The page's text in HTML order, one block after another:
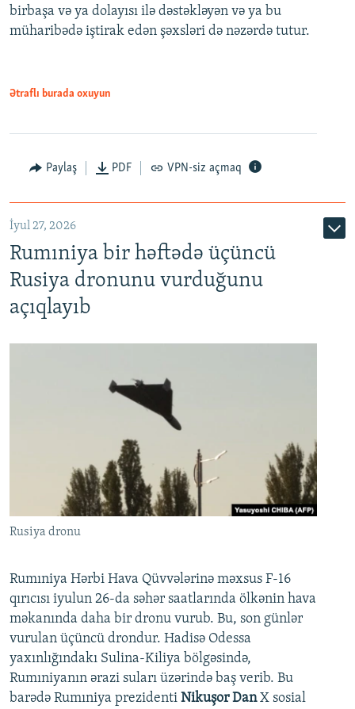
birbaşa və ya dolayısı ilə dəstəkləyən və ya bu
müharibədə iştirak edən şəxsləri də nəzərdə tutur.
Ətraflı burada oxuyun
Paylaş PDF VPN-siz açmaq
İyul 27, 2026
Rumıniya bir həftədə üçüncü
Rusiya dronunu vurduğunu
açıqlayıb
Rusiya dronu
Rumıniya Hərbi Hava Qüvvələrinə məxsus F-16
qırıcısı iyulun 26-da səhər saatlarında ölkənin hava
məkanında daha bir dronu vurub. Bu, son günlər
vurulan üçüncü drondur. Hadisə Odessa
yaxınlığındakı Sulina-Kiliya bölgəsində,
Rumıniyanın ərazi suları üzərində baş verib. Bu
barədə Rumıniya prezidenti Nikuşor DanX sosial